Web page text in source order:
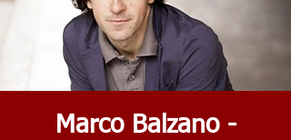
Marco Balzano -